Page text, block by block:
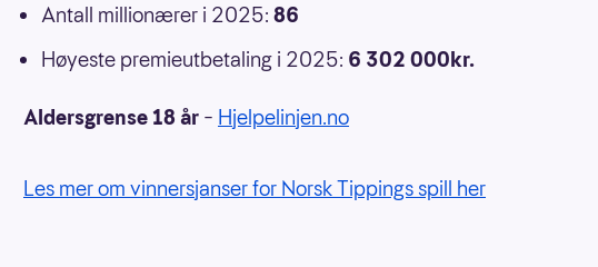
Antall millionærer i 2025: 86
Høyeste premieutbetaling i 2025: 6 302 000kr.
Aldersgrense 18 år – Hjelpelinjen.no
Les mer om vinnersjanser for Norsk Tippings spill her